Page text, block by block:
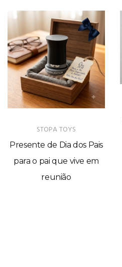
STOPA TOYS
Presente de Dia dos Pais
para o pai que vive em
reunião